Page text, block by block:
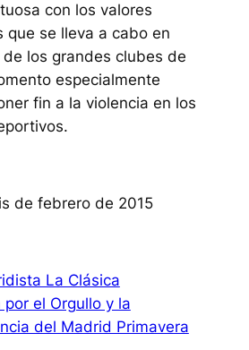
con los valores
que se lleva a cabo en
de los grandes clubes de
especialmente
fin a la violencia en los
de febrero de 2015
La Clásica
por el Orgullo y la
del Madrid Primavera